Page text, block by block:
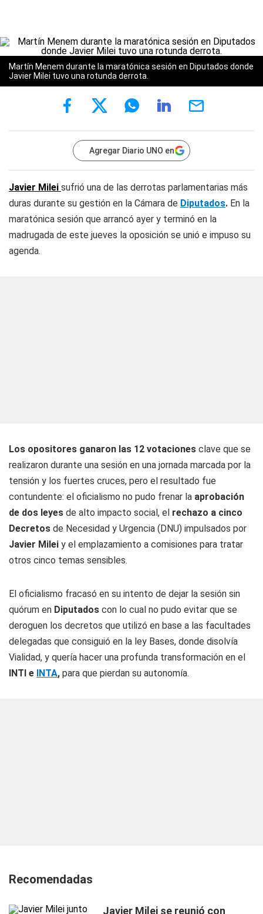
Martín Menem durante la maratónica sesión en Diputados donde
Javier Milei tuvo una rotunda derrota.
Agregar Diario UNO en
Javier Milei sufrió una de las derrotas parlamentarias más
duras durante su gestión en la Cámara de Diputados. En la
maratónica sesión que arrancó ayer y terminó en la
madrugada de este jueves la oposición se unió e impuso su
agenda.
Los opositores ganaron las 12 votaciones clave que se
realizaron durante una sesión en una jornada marcada por la
tensión y los fuertes cruces, pero el resultado fue
contundente: el oficialismo no pudo frenar la aprobación
de dos leyes de alto impacto social, el rechazo a cinco
Decretos de Necesidad y Urgencia (DNU) impulsados por
Javier Milei y el emplazamiento a comisiones para tratar
otros cinco temas sensibles.
El oficialismo fracasó en su intento de dejar la sesión sin
quórum en Diputados con lo cual no pudo evitar que se
deroguen los decretos que utilizó en base a las facultades
delegadas que consiguió en la ley Bases, donde disolvía
Vialidad, y quería hacer una profunda transformación en el
INTI e INTA, para que pierdan su autonomía.
Recomendadas
Javier Milei se reunió con